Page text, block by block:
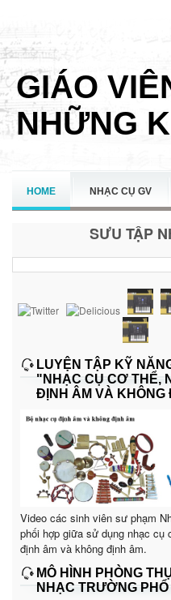
GIÁO
NHỮNG
HOME NHẠC CỤ GV
SƯU TẬP
LUYỆN TẬP KỸ
"NHẠC CỤ CƠ THỂ,
ĐỊNH ÂM VÀ KHÔNG
Video các sinh viên sư phạm
phối hợp giữa sử dụng nhạc cụ
định âm và không định âm.
MÔ HÌNH PHÒNG
NHẠC TRƯỜNG